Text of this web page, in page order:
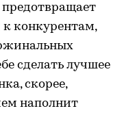
предотвращает
конкурентам,
сделать лучшее
скорее,
наполнит